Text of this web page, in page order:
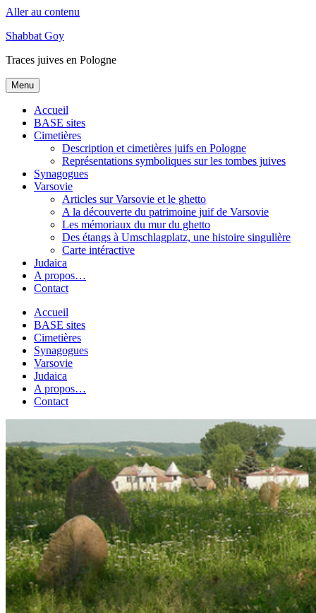
Aller au contenu
Shabbat Goy
Traces juives en Pologne
Menu
Accueil
BASE sites
Cimetières
Description et cimetières juifs en Pologne
Représentations symboliques sur les tombes juives
Synagogues
Varsovie
Articles sur Varsovie et le ghetto
A la découverte du patrimoine juif de Varsovie
Les mémoriaux du mur du ghetto
Des étangs à Umschlagplatz, une histoire singulière
Carte intéractive
Judaica
A propos…
Contact
Accueil
BASE sites
Cimetières
Synagogues
Varsovie
Judaica
A propos…
Contact